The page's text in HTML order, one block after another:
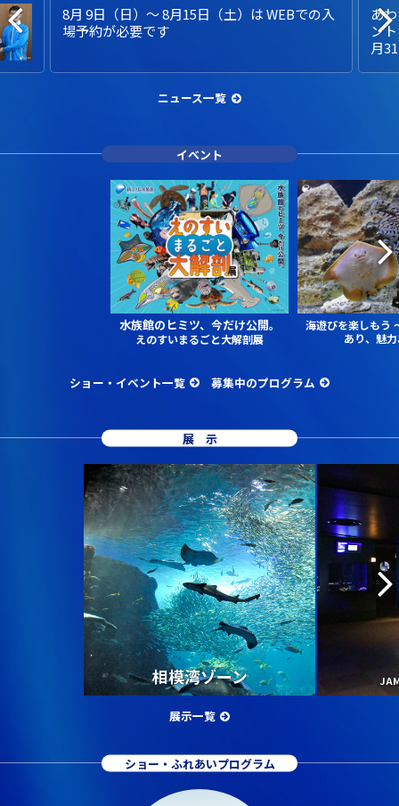
8月 9日（日）～ 8月15日（土）は WEBでの入
場予約が必要です
あ
ン
月
ニュース一覧
イベント
水族館のヒミツ、今だけ公開。
えのすいまるごと大解剖展
海遊びを楽しもう
あり、魅
ショー・イベント一覧 募集中のプログラム
展示
相模湾ゾーン
展示一覧
ショー・ふれあいプログラム